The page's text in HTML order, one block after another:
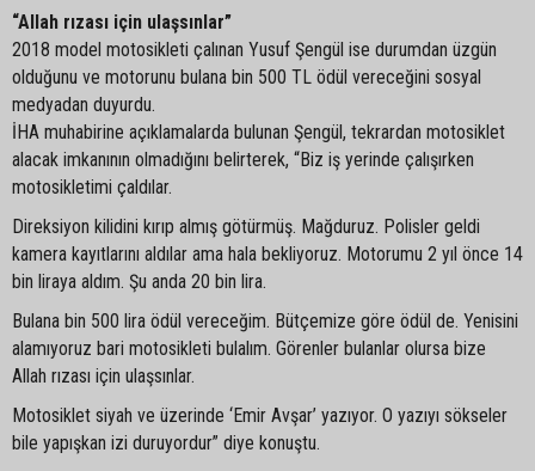
“Allah rızası için ulaşsınlar”
2018 model motosikleti çalınan Yusuf Şengül ise durumdan üzgün
olduğunu ve motorunu bulana bin 500 TL ödül vereceğini sosyal
medyadan duyurdu.
İHA muhabirine açıklamalarda bulunan Şengül, tekrardan motosiklet
alacak imkanının olmadığını belirterek, “Biz iş yerinde çalışırken
motosikletimi çaldılar.
Direksiyon kilidini kırıp almış götürmüş. Mağduruz. Polisler geldi
kamera kayıtlarını aldılar ama hala bekliyoruz. Motorumu 2 yıl önce 14
bin liraya aldım. Şu anda 20 bin lira.
Bulana bin 500 lira ödül vereceğim. Bütçemize göre ödül de. Yenisini
alamıyoruz bari motosikleti bulalım. Görenler bulanlar olursa bize
Allah rızası için ulaşsınlar.
Motosiklet siyah ve üzerinde ‘Emir Avşar’ yazıyor. O yazıyı sökseler
bile yapışkan izi duruyordur” diye konuştu.